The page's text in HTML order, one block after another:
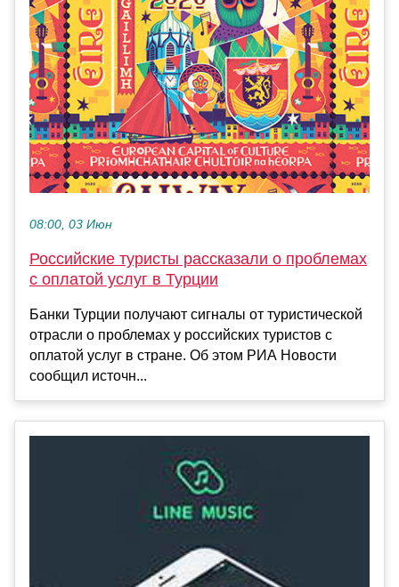
08:00, 03 Июн
Российские туристы рассказали о проблемах
с оплатой услуг в Турции
Банки Турции получают сигналы от туристической
отрасли о проблемах у российских туристов с
оплатой услуг в стране. Об этом РИА Новости
сообщил источн...